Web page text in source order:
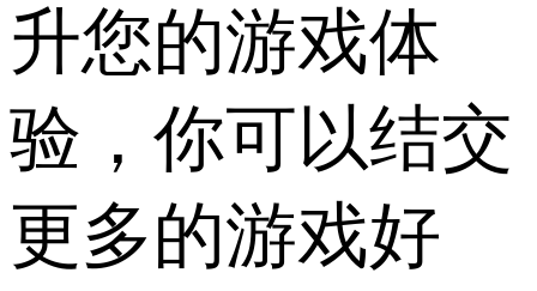
升您的游戏体
验，你可以结交
更多的游戏好